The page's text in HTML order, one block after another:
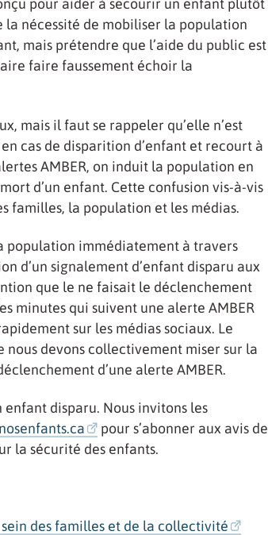
pour aider à secourir un enfant plutôt
nécessité de mobiliser la population
mais prétendre que l’aide du public est
faire faussement échoir la
mais il faut se rappeler qu’elle n’est
cas de disparition d’enfant et recourt à
AMBER, on induit la population en
d’un enfant. Cette confusion vis-à-vis
familles, la population et les médias.
population immédiatement à travers
d’un signalement d’enfant disparu aux
que le ne faisait le déclenchement
minutes qui suivent une alerte AMBER
sur les médias sociaux. Le
nous devons collectivement miser sur la
d’une alerte AMBER.
disparu. Nous invitons les
pour s’abonner aux avis de
la sécurité des enfants.
des familles et de la collectivité